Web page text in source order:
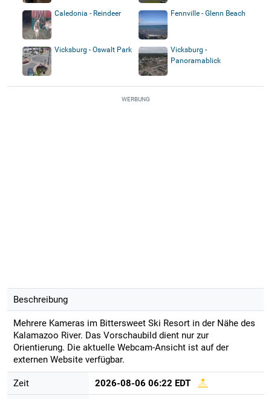
Caledonia - Reindeer Fennville - Glenn Beach
Vicksburg - Oswalt Park
Vicksburg -
Panoramablick
WERBUNG
Beschreibung
Mehrere Kameras im Bittersweet Ski Resort in der Nähe des
Kalamazoo River. Das Vorschaubild dient nur zur
Orientierung. Die aktuelle Webcam-Ansicht ist auf der
externen Website verfügbar.
Zeit 2026-08-06 06:22 EDT